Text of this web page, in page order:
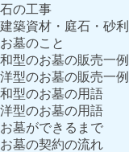
石の工事
建築資材・庭石・砂利
お墓のこと
和型のお墓の販売一例
洋型のお墓の販売一例
和型のお墓の用語
洋型のお墓の用語
お墓ができるまで
お墓の契約の流れ